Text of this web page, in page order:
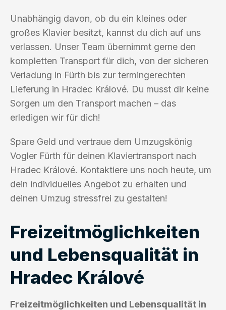
Unabhängig davon, ob du ein kleines oder
großes Klavier besitzt, kannst du dich auf uns
verlassen. Unser Team übernimmt gerne den
kompletten Transport für dich, von der sicheren
Verladung in Fürth bis zur termingerechten
Lieferung in Hradec Králové. Du musst dir keine
Sorgen um den Transport machen – das
erledigen wir für dich!
Spare Geld und vertraue dem Umzugskönig
Vogler Fürth für deinen Klaviertransport nach
Hradec Králové. Kontaktiere uns noch heute, um
dein individuelles Angebot zu erhalten und
deinen Umzug stressfrei zu gestalten!
Freizeitmöglichkeiten
und Lebensqualität in
Hradec Králové
Freizeitmöglichkeiten und Lebensqualität in